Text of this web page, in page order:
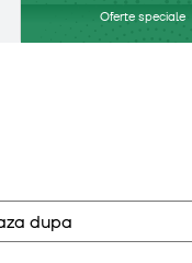
Oferte speciale